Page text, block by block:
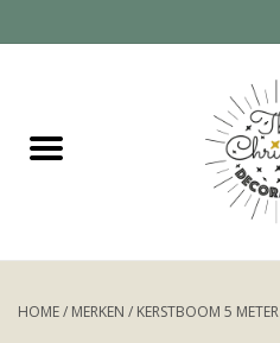
Grote kerstboom huren (tot 6
HOME/ MERKEN / KERSTBOOM 5 METER